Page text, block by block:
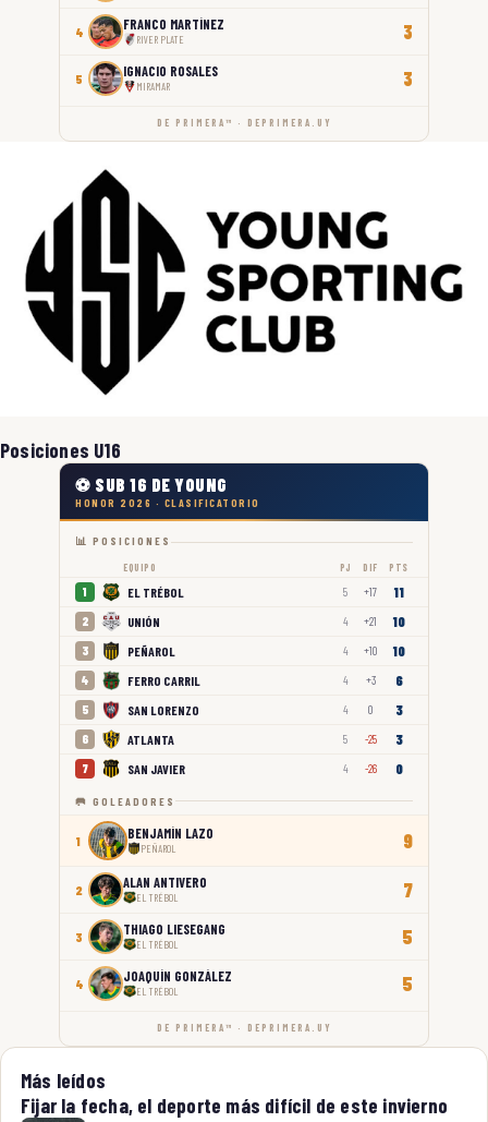
4 FRANCO MARTÍNEZ
RIVER PLATE 3
5 IGNACIO ROSALES
MIRAMAR 3
DE PRIMERA™ · DEPRIMERA.UY
Posiciones U16
⚽ SUB 16 DE YOUNG
HONOR 2026 · CLASIFICATORIO
📊 POSICIONES
EQUIPO PJ DIF PTS
1 EL TRÉBOL 5 +17 11
2 UNIÓN 4 +21 10
3 PEÑAROL 4 +10 10
4 FERRO CARRIL 4 +3 6
5 SAN LORENZO 4 0 3
6 ATLANTA 5 -25 3
7 SAN JAVIER 4 -26 0
🥅 GOLEADORES
1 BENJAMÍN LAZO
PEÑAROL 9
2 ALAN ANTIVERO
EL TRÉBOL 7
3 THIAGO LIESEGANG
EL TRÉBOL 5
4 JOAQUÍN GONZÁLEZ
EL TRÉBOL 5
DE PRIMERA™ · DEPRIMERA.UY
Más leídos
Fijar la fecha, el deporte más difícil de este invierno